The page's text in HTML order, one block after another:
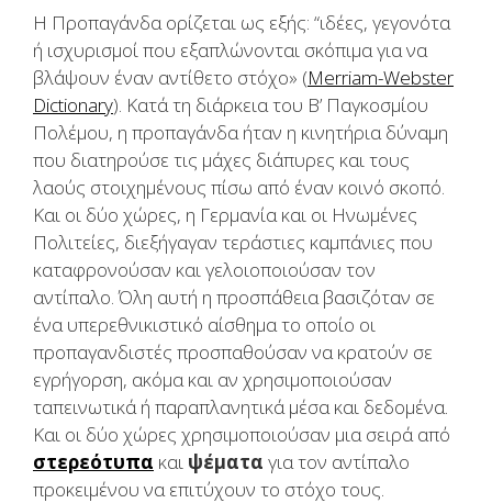
Η Προπαγάνδα ορίζεται ως εξής: “ιδέες, γεγονότα
ή ισχυρισμοί που εξαπλώνονται σκόπιμα για να
βλάψουν έναν αντίθετο στόχο» (Merriam-Webster
Dictionary). Κατά τη διάρκεια του Β’ Παγκοσμίου
Πολέμου, η προπαγάνδα ήταν η κινητήρια δύναμη
που διατηρούσε τις μάχες διάπυρες και τους
λαούς στοιχημένους πίσω από έναν κοινό σκοπό.
Και οι δύο χώρες, η Γερμανία και οι Ηνωμένες
Πολιτείες, διεξήγαγαν τεράστιες καμπάνιες που
καταφρονούσαν και γελοιοποιούσαν τον
αντίπαλο. Όλη αυτή η προσπάθεια βασιζόταν σε
ένα υπερεθνικιστικό αίσθημα το οποίο οι
προπαγανδιστές προσπαθούσαν να κρατούν σε
εγρήγορση, ακόμα και αν χρησιμοποιούσαν
ταπεινωτικά ή παραπλανητικά μέσα και δεδομένα.
Και οι δύο χώρες χρησιμοποιούσαν μια σειρά από
στερεότυπα και ψέματα για τον αντίπαλο
προκειμένου να επιτύχουν το στόχο τους.